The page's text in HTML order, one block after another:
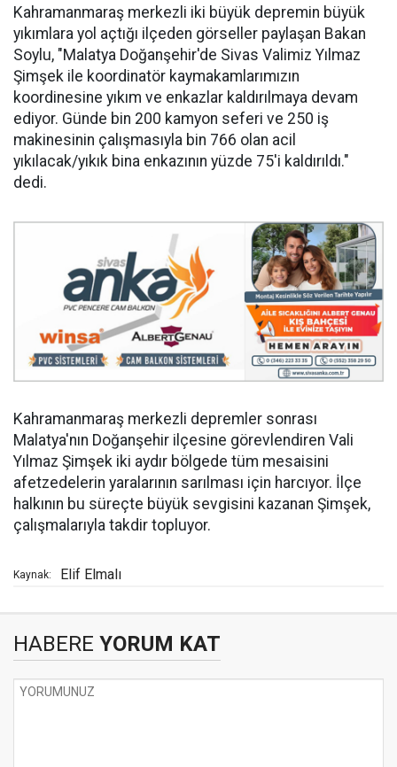
Kahramanmaraş merkezli iki büyük depremin büyük
yıkımlara yol açtığı ilçeden görseller paylaşan Bakan
Soylu, "Malatya Doğanşehir'de Sivas Valimiz Yılmaz
Şimşek ile koordinatör kaymakamlarımızın
koordinesine yıkım ve enkazlar kaldırılmaya devam
ediyor. Günde bin 200 kamyon seferi ve 250 iş
makinesinin çalışmasıyla bin 766 olan acil
yıkılacak/yıkık bina enkazının yüzde 75'i kaldırıldı."
dedi.
Kahramanmaraş merkezli depremler sonrası
Malatya'nın Doğanşehir ilçesine görevlendiren Vali
Yılmaz Şimşek iki aydır bölgede tüm mesaisini
afetzedelerin yaralarının sarılması için harcıyor. İlçe
halkının bu süreçte büyük sevgisini kazanan Şimşek,
çalışmalarıyla takdir topluyor.
Kaynak: Elif Elmalı
HABERE YORUM KAT